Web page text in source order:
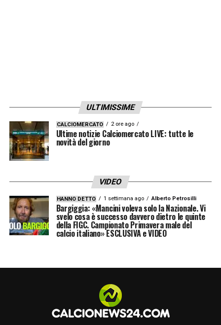
ULTIMISSIME
CALCIOMERCATO 2 ore ago
Ultime notizie Calciomercato LIVE: tutte le
novità del giorno
VIDEO
HANNO DETTO 1 settimana ago Alberto Petrosilli
Bargiggia: «Mancini voleva solo la Nazionale. Vi
svelo cosa è successo davvero dietro le quinte
della FIGC. Campionato Primavera male del
calcio italiano» ESCLUSIVA e VIDEO